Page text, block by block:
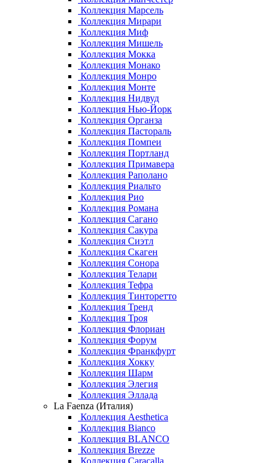
Коллекция Марсель
Коллекция Мирари
Коллекция Миф
Коллекция Мишель
Коллекция Мокка
Коллекция Монако
Коллекция Монро
Коллекция Монте
Коллекция Нидвуд
Коллекция Нью-Йорк
Коллекция Органза
Коллекция Пастораль
Коллекция Помпеи
Коллекция Портланд
Коллекция Примавера
Коллекция Раполано
Коллекция Риальто
Коллекция Рио
Коллекция Романа
Коллекция Сагано
Коллекция Сакура
Коллекция Сиэтл
Коллекция Скаген
Коллекция Сонора
Коллекция Телари
Коллекция Тефра
Коллекция Тинторетто
Коллекция Тренд
Коллекция Троя
Коллекция Флориан
Коллекция Форум
Коллекция Франкфурт
Коллекция Хокку
Коллекция Шарм
Коллекция Элегия
Коллекция Эллада
La Faenza (Италия)
Коллекция Aesthetica
Коллекция Bianco
Коллекция BLANCO
Коллекция Brezze
Коллекция Caracalla